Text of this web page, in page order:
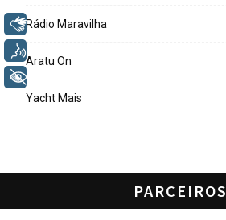
Rádio Maravilha
Aratu On
Yacht Mais
PARCEIROS
Libras